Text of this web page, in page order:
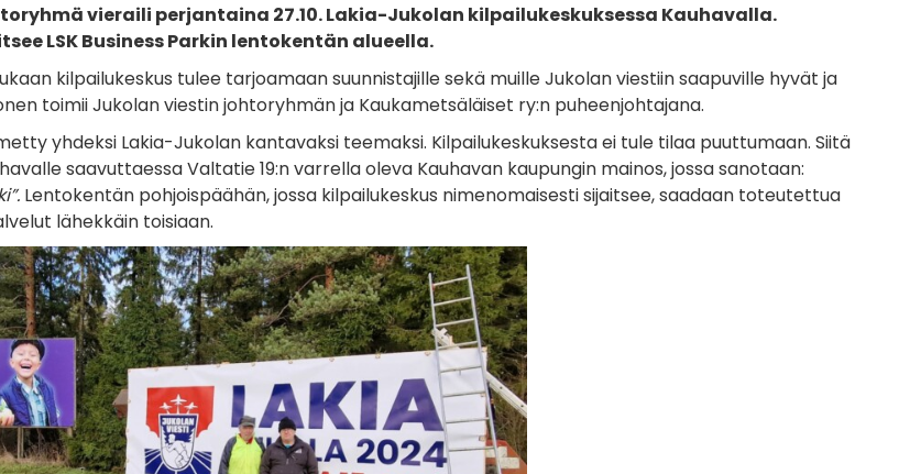
vieraili perjantaina 27.10. Lakia-Jukolan kilpailukeskuksessa Kauhavalla.
LSK Business Parkin lentokentän alueella.
kilpailukeskus tulee tarjoamaan suunnistajille sekä muille Jukolan viestiin saapuville hyvät ja
toimii Jukolan viestin johtoryhmän ja Kaukametsäläiset ry:n puheenjohtajana.
yhdeksi Lakia-Jukolan kantavaksi teemaksi. Kilpailukeskuksesta ei tule tilaa puuttumaan. Siitä
saavuttaessa Valtatie 19:n varrella oleva Kauhavan kaupungin mainos, jossa sanotaan:
Lentokentän pohjoispäähän, jossa kilpailukeskus nimenomaisesti sijaitsee, saadaan toteutettua
lähekkäin toisiaan.